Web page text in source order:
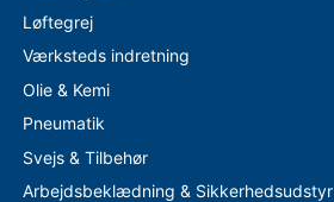
Løftegrej
Værksteds indretning
Olie & Kemi
Pneumatik
Svejs & Tilbehør
Arbejdsbeklædning & Sikkerhedsudstyr